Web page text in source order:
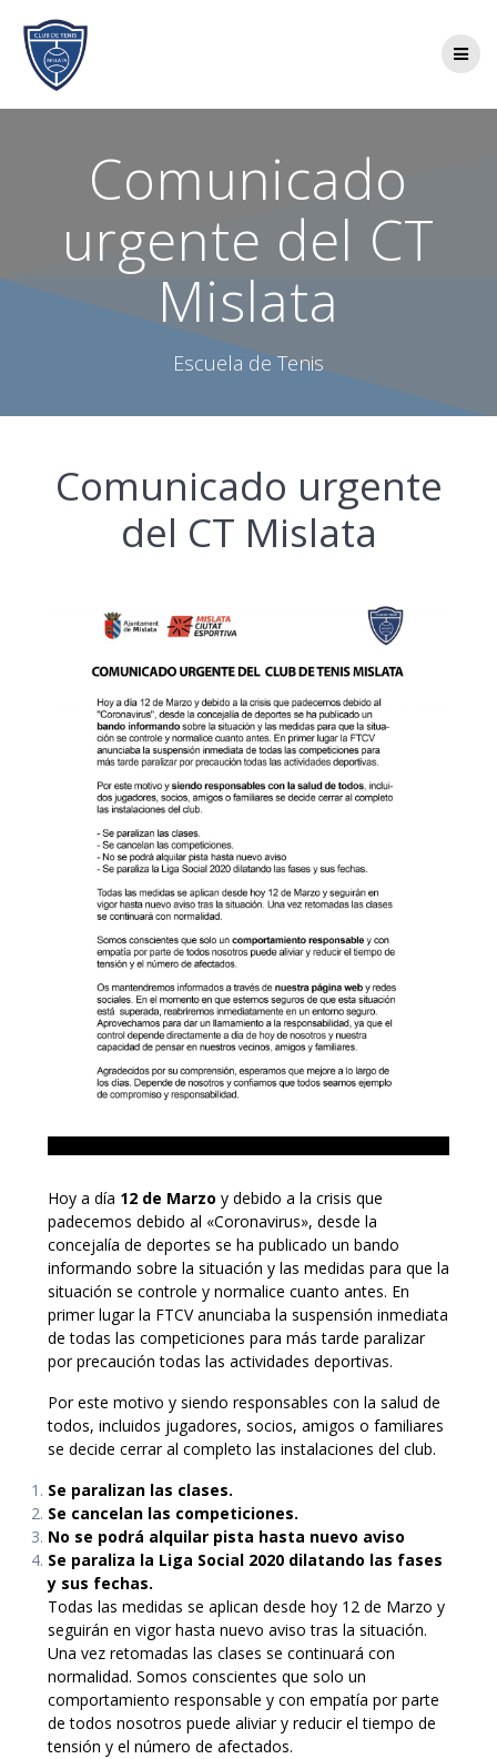
Comunicado
urgente del CT
Mislata
Escuela de Tenis
Comunicado urgente
del CT Mislata
Hoy a día 12 de Marzo y debido a la crisis que
padecemos debido al «Coronavirus», desde la
concejalía de deportes se ha publicado un bando
informando sobre la situación y las medidas para que la
situación se controle y normalice cuanto antes. En
primer lugar la FTCV anunciaba la suspensión inmediata
de todas las competiciones para más tarde paralizar
por precaución todas las actividades deportivas.
Por este motivo y siendo responsables con la salud de
todos, incluidos jugadores, socios, amigos o familiares
se decide cerrar al completo las instalaciones del club.
Se paralizan las clases.
Se cancelan las competiciones.
No se podrá alquilar pista hasta nuevo aviso
Se paraliza la Liga Social 2020 dilatando las fases
y sus fechas.
Todas las medidas se aplican desde hoy 12 de Marzo y
seguirán en vigor hasta nuevo aviso tras la situación.
Una vez retomadas las clases se continuará con
normalidad. Somos conscientes que solo un
comportamiento responsable y con empatía por parte
de todos nosotros puede aliviar y reducir el tiempo de
tensión y el número de afectados.